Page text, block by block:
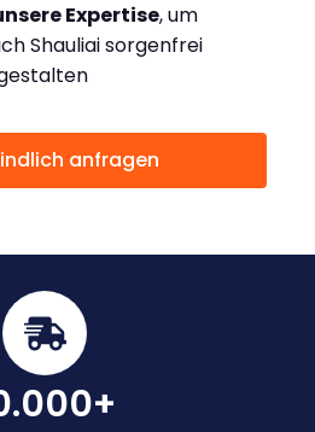
Expertise, um
Shauliai sorgenfrei
anfragen